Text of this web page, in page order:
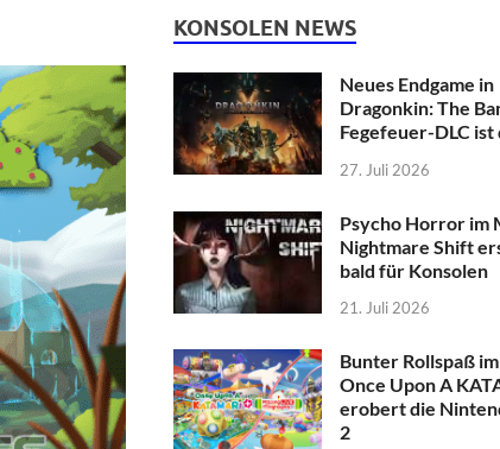
KONSOLEN NEWS
Neues Endgame in
Dragonkin: The
Fegefeuer-DLC ist
27. Juli 2026
Psycho Horror im
Nightmare Shift
bald für Konsolen
21. Juli 2026
Bunter Rollspaß
Once Upon A
erobert die
2